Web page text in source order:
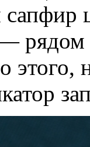
рядом
этого,